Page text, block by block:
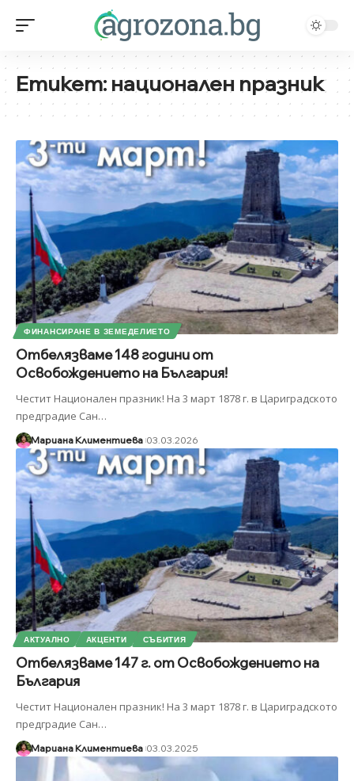
Етикет:национален празник
ФИНАНСИРАНЕ В ЗЕМЕДЕЛИЕТО
Отбелязваме 148 години от
Освобождението на България!
Честит Национален празник! На 3 март 1878 г. в Цариградското
предградие Сан…
Мариана Климентиева 03.03.2026
АКТУАЛНО АКЦЕНТИ СЪБИТИЯ
Отбелязваме 147 г. от Освобождението на
България
Честит Национален празник! На 3 март 1878 г. в Цариградското
предградие Сан…
Мариана Климентиева 03.03.2025